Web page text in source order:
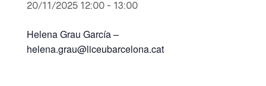
20/11/2025 12:00- 13:00
Helena Grau García –
helena.grau@liceubarcelona.cat